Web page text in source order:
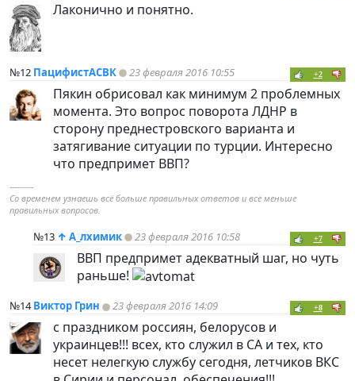
Лаконично и понятно.
№12 ПацифистАСВК 23 февраля 2016 10:55 +2
Пякин обрисовал как минимум 2 проблемных
момента. Это вопрос поворота ЛДНР в
сторону преднестровского варианта и
затягивание ситуации по турции. Интересно
что предпримет ВВП?
----------
Со временем узнаешь всё больше правильных ответов и всё меньше
правильных вопросов.
№13 ↑ А_лхимик 23 февраля 2016 10:58 +7
ВВП предпримет адекватный шаг, но чуть
раньше!
№14Виктор Грин 23 февраля 2016 14:09 +8
с праздником россиян, белорусов и
украинцев!!! всех, кто служил в СА и тех, кто
несет нелегкую службу сегодня, летчиков ВКС